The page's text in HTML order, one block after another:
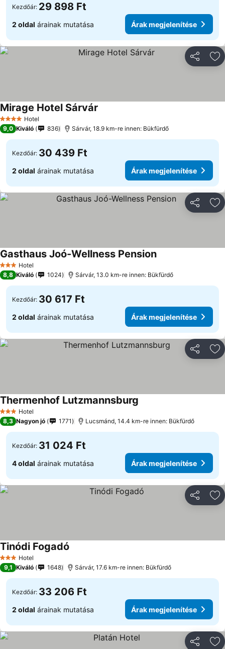
Kezdőár: 29 898 Ft
2 oldal árainak mutatása Árak megjelenítése
4 KategóriaHotel
Mirage Hotel Sárvár
9,0 Kiváló 836 Sárvár, 18.9 km-re innen: Bükfürdő
Kezdőár: 30 439 Ft
2 oldal árainak mutatása Árak megjelenítése
3 Kategória
Hotel
Gasthaus Joó-Wellness Pension
8,8 Kiváló 1024 Sárvár, 13.0 km-re innen: Bükfürdő
Kezdőár: 30 617 Ft
2 oldal árainak mutatása Árak megjelenítése
3 Kategória
Hotel
Thermenhof Lutzmannsburg
8,3 Nagyon jó 1771 Lucsmánd, 14.4 km-re innen: Bükfürdő
Kezdőár: 31 024 Ft
4 oldal árainak mutatása Árak megjelenítése
3 Kategória
Hotel
Tinódi Fogadó
9,1 Kiváló 1648 Sárvár, 17.6 km-re innen: Bükfürdő
Kezdőár: 33 206 Ft
2 oldal árainak mutatása Árak megjelenítése